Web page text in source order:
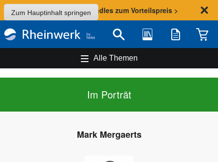
Zum Hauptinhalt springen
Sommer-Aktion: Bundles zum Vorteilspreis >
Suche Bibliothek Merkliste
Alle Themen
Im Porträt
Mark Mergaerts